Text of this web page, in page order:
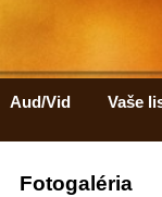
Aud/Vid Vaše
Fotogaléria